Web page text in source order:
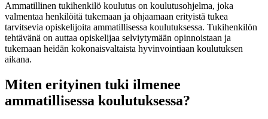
Ammatillinen tukihenkilö koulutus on koulutusohjelma, joka
valmentaa henkilöitä tukemaan ja ohjaamaan erityistä tukea
tarvitsevia opiskelijoita ammatillisessa koulutuksessa. Tukihenkilön
tehtävänä on auttaa opiskelijaa selviytymään opinnoistaan ja
tukemaan heidän kokonaisvaltaista hyvinvointiaan koulutuksen
aikana.
Miten erityinen tuki ilmenee
ammatillisessa koulutuksessa?